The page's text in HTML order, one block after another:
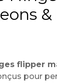
flipper
pour